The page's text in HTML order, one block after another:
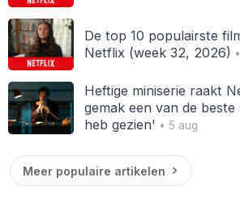
De top 10 populairste
Netflix (week 32, 2026)
Heftige miniserie raakt
gemak een van de beste
heb gezien' • 5 aug
Meer populaire artikelen